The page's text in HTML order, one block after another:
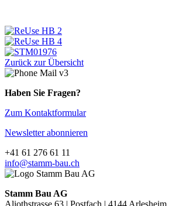
Zurück zur Übersicht
Haben Sie Fragen?
Zum Kontaktformular
Newsletter abonnieren
+41 61 276 61 11
info@stamm-bau.ch
Stamm Bau AG